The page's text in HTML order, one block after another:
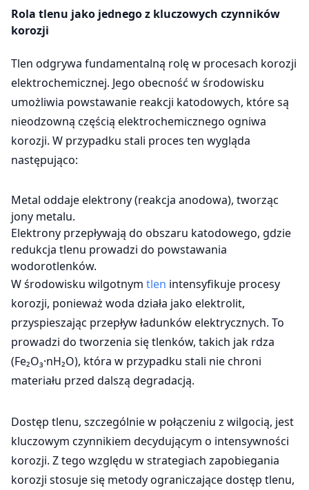
Rola tlenu jako jednego z kluczowych czynników
korozji
Tlen odgrywa fundamentalną rolę w procesach korozji
elektrochemicznej. Jego obecność w środowisku
umożliwia powstawanie reakcji katodowych, które są
nieodzowną częścią elektrochemicznego ogniwa
korozji. W przypadku stali proces ten wygląda
następująco:
Metal oddaje elektrony (reakcja anodowa), tworząc
jony metalu.
Elektrony przepływają do obszaru katodowego, gdzie
redukcja tlenu prowadzi do powstawania
wodorotlenków.
W środowisku wilgotnym tlen intensyfikuje procesy
korozji, ponieważ woda działa jako elektrolit,
przyspieszając przepływ ładunków elektrycznych. To
prowadzi do tworzenia się tlenków, takich jak rdza
(Fe₂O₃·nH₂O), która w przypadku stali nie chroni
materiału przed dalszą degradacją.
Dostęp tlenu, szczególnie w połączeniu z wilgocią, jest
kluczowym czynnikiem decydującym o intensywności
korozji. Z tego względu w strategiach zapobiegania
korozji stosuje się metody ograniczające dostęp tlenu,